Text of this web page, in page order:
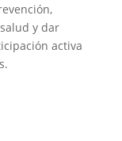
y dar
activa